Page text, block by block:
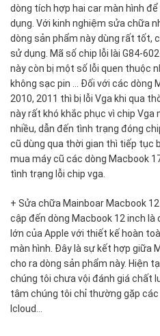
dòng tích hợp hai car màn hình
dụng. Với kinh nghiệm sửa chữa
dòng sản phẩm này dùng rất tốt,
sử dụng. Mã số chip lỗi lài G84-
này còn bị một số lỗi quen thuộc
không sạc pin ... Đối với các dòng
2010, 2011 thì bị lỗi Vga khi qua
này rất khó khắc phục vì chip
nhiều, dẫn đến tình trạng đóng
cũ dùng qua thời gian thì tiếp tục
mua máy cũ các dòng Macbook
tình trạng lỗi chip vga.
+ Sửa chữa Mainboar Macbook
cập đến dòng Macbook 12 inch
lớn của Apple với thiết kế hoàn
màn hình. Đây là sự kết hợp giữa
cho ra dòng sản phẩm này. Hiện
chúng tôi chưa vội đánh giá chất
tâm chúng tôi chỉ thường gặp các
Icloud...